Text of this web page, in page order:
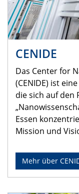
CENIDE
Das Center for
(CENIDE) ist
die sich auf den
Essen
Mission und
Mehr über